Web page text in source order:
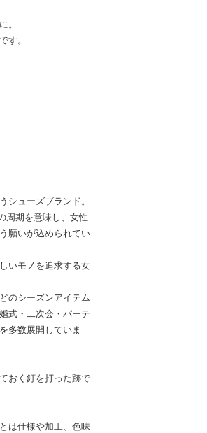
。
す。
ューズブランド。
周期を意味し、女性
願いが込められてい
いモノを追求する女
のシーズンアイテム
式・二次会・パーテ
多数展開していま
おく釘を打った跡で
は仕様や加工、色味